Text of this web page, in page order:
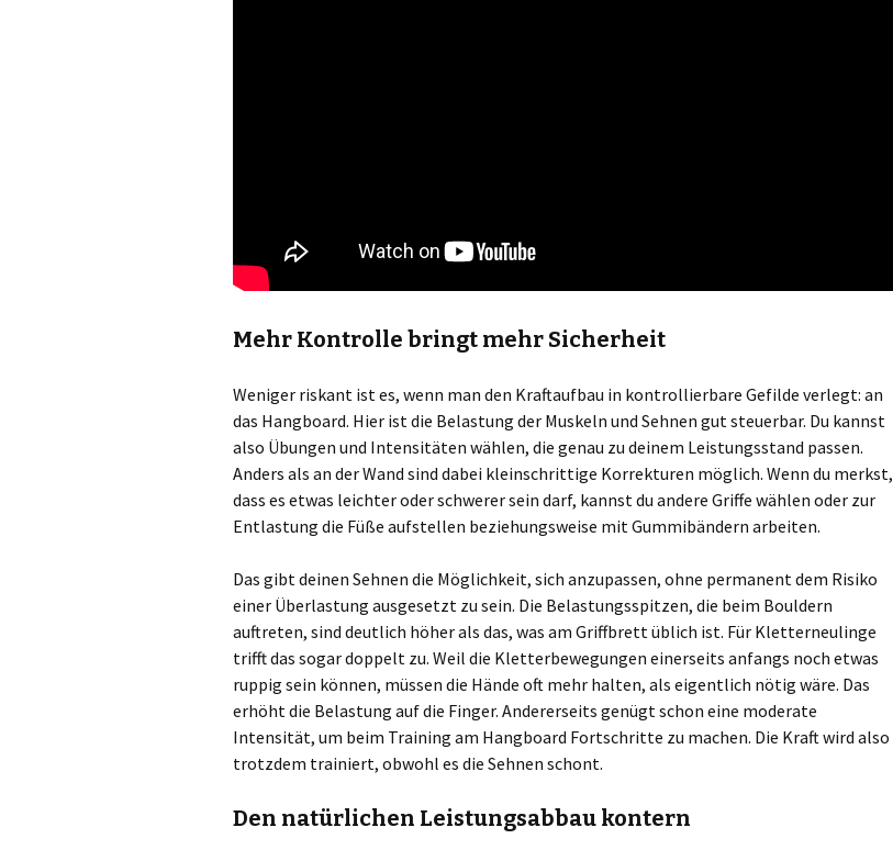
Mehr Kontrolle bringt mehr Sicherheit
Weniger riskant ist es, wenn man den Kraftaufbau in kontrollierbare Gefilde verlegt: an
das Hangboard. Hier ist die Belastung der Muskeln und Sehnen gut steuerbar. Du kannst
also Übungen und Intensitäten wählen, die genau zu deinem Leistungsstand passen.
Anders als an der Wand sind dabei kleinschrittige Korrekturen möglich. Wenn du merkst,
dass es etwas leichter oder schwerer sein darf, kannst du andere Griffe wählen oder zur
Entlastung die Füße aufstellen beziehungsweise mit Gummibändern arbeiten.
Das gibt deinen Sehnen die Möglichkeit, sich anzupassen, ohne permanent dem Risiko
einer Überlastung ausgesetzt zu sein. Die Belastungsspitzen, die beim Bouldern
auftreten, sind deutlich höher als das, was am Griffbrett üblich ist. Für Kletterneulinge
trifft das sogar doppelt zu. Weil die Kletterbewegungen einerseits anfangs noch etwas
ruppig sein können, müssen die Hände oft mehr halten, als eigentlich nötig wäre. Das
erhöht die Belastung auf die Finger. Andererseits genügt schon eine moderate
Intensität, um beim Training am Hangboard Fortschritte zu machen. Die Kraft wird also
trotzdem trainiert, obwohl es die Sehnen schont.
Den natürlichen Leistungsabbau kontern